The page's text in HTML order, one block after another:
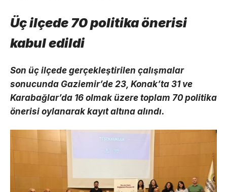
Üç ilçede 70 politika önerisi
kabul edildi
Son üç ilçede gerçekleştirilen çalışmalar
sonucunda Gaziemir’de 23, Konak’ta 31 ve
Karabağlar’da 16 olmak üzere toplam 70 politika
önerisi oylanarak kayıt altına alındı.